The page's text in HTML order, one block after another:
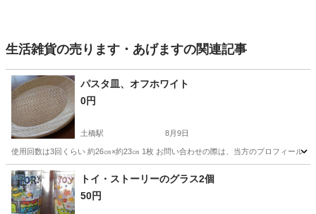
生活雑貨の売ります・あげますの関連記事
パスタ皿、オフホワイト
0円
土橋駅 8月9日
使用回数は3回くらい 約26㎝×約23㎝ 1枚 お問い合わせの際は、当方のプロフィールを
愛知 豊田市 土橋駅 生活雑貨 オフホワイト
トイ・ストーリーのグラス2個
50円